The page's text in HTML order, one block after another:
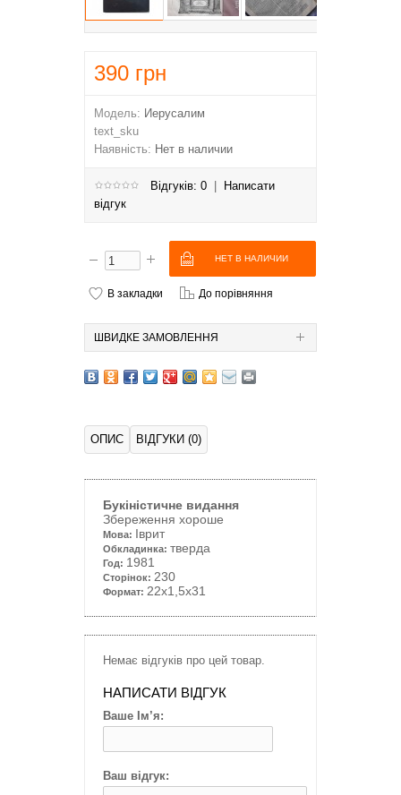
390 грн
Модель: Иерусалим
text_sku
Наявність: Нет в наличии
Відгуків: 0
Написати
відгук
В закладки До порівняння
ШВИДКЕ ЗАМОВЛЕННЯ
ОПИС ВІДГУКИ (0)
Букіністичне видання
Збереження хороше
Мова: Іврит
Обкладинка: тверда
Год: 1981
Сторінок: 230
Формат: 22x1,5x31
Немає відгуків про цей товар.
НАПИСАТИ ВІДГУК
Ваше Ім’я:
Ваш відгук: